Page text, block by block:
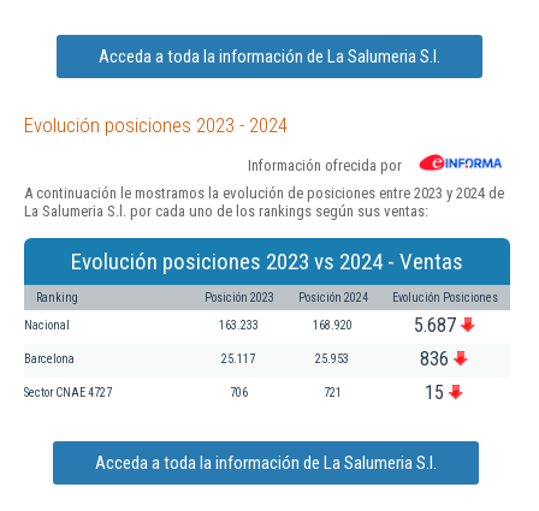
Acceda a toda la información de La Salumeria S.l.
Evolución posiciones 2023 - 2024
Información ofrecida por
A continuación le mostramos la evolución de posiciones entre 2023 y 2024 de
La Salumeria S.l. por cada uno de los rankings según sus ventas:
Evolución posiciones 2023 vs 2024 - Ventas
Ranking Posición 2023 Posición 2024 Evolución Posiciones
Nacional 163.233 168.920 5.687
Barcelona 25.117 25.953 836
Sector CNAE 4727 706 721 15
Acceda a toda la información de La Salumeria S.l.